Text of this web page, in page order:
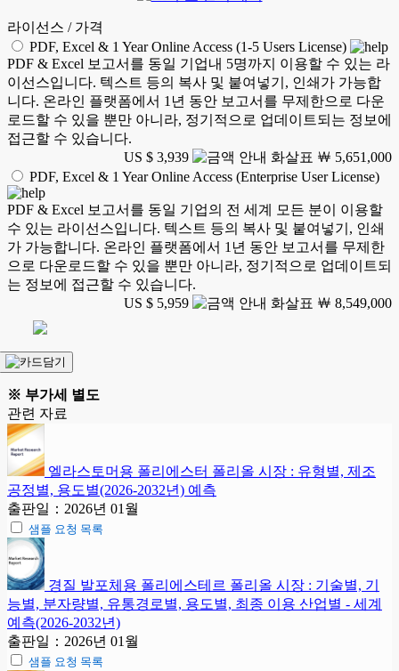
라이선스 / 가격
PDF, Excel & 1 Year Online Access (1-5 Users License)
PDF & Excel 보고서를 동일 기업내 5명까지 이용할 수 있는 라
이선스입니다. 텍스트 등의 복사 및 붙여넣기, 인쇄가 가능합
니다. 온라인 플랫폼에서 1년 동안 보고서를 무제한으로 다운
로드할 수 있을 뿐만 아니라, 정기적으로 업데이트되는 정보에
접근할 수 있습니다.
US $ 3,939
￦ 5,651,000
PDF, Excel & 1 Year Online Access (Enterprise User License)
PDF & Excel 보고서를 동일 기업의 전 세계 모든 분이 이용할
수 있는 라이선스입니다. 텍스트 등의 복사 및 붙여넣기, 인쇄
가 가능합니다. 온라인 플랫폼에서 1년 동안 보고서를 무제한
으로 다운로드할 수 있을 뿐만 아니라, 정기적으로 업데이트되
는 정보에 접근할 수 있습니다.
US $ 5,959
￦ 8,549,000
※ 부가세 별도
관련 자료
엘라스토머용 폴리에스터 폴리올 시장 : 유형별, 제조
공정별, 용도별(2026-2032년) 예측
출판일：2026년 01월
샘플 요청 목록
경질 발포체용 폴리에스테르 폴리올 시장 : 기술별, 기
능별, 분자량별, 유통경로별, 용도별, 최종 이용 산업별 - 세계
예측(2026-2032년)
출판일：2026년 01월
샘플 요청 목록